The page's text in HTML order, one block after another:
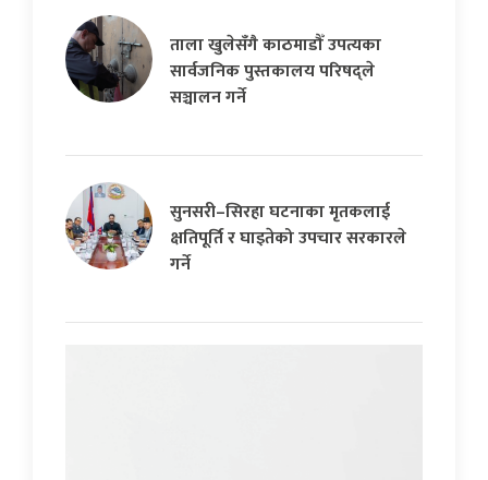
ताला खुलेसँगै काठमाडौँ उपत्यका
सार्वजनिक पुस्तकालय परिषद्ले
सञ्चालन गर्ने
सुनसरी–सिरहा घटनाका मृतकलाई
क्षतिपूर्ति र घाइतेको उपचार सरकारले
गर्ने